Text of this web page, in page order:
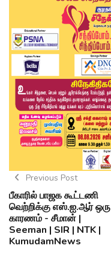
Previous Post
பீகாரில் பாஜக கூட்டணி
வெற்றிக்கு எஸ்.ஐ.ஆர் ஒரு
காரணம் - சீமான் |
Seeman | SIR | NTK |
KumudamNews